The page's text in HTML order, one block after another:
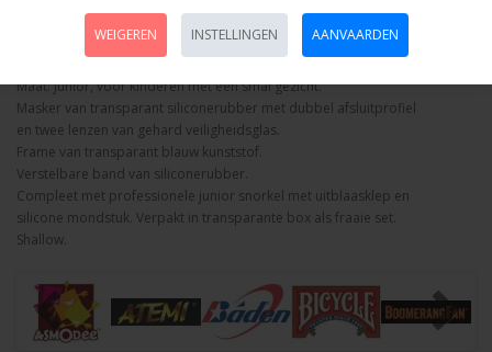
Omschrijving Foto hoge resolutie Details
Maat: Junior, voor kinderen met een smal gezicht.
Masker van transparant siliconerubber met dubbel afsluitprofiel
en twee lenzen van gehard veiligheidsglas.
Frame van transparant blauw kunststof.
Verstelbare band van siliconerubber.
Compleet met professionele junior snorkel met uitblaasklep en
silicone mondstuk. Verpakt in transparante box als fraaie set.
Shallow.
WEIGEREN INSTELLINGEN AANVAARDEN